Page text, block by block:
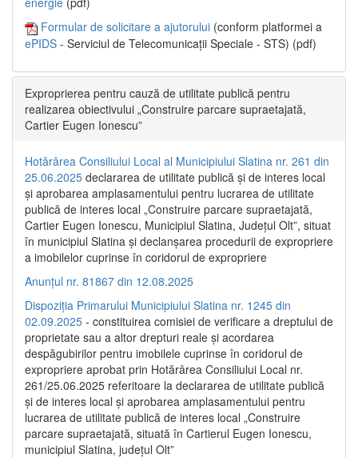
Formular de solicitare a ajutorului (conform platformei a
ePIDS - Serviciul de Telecomunicații Speciale - STS) (pdf)
Exproprierea pentru cauză de utilitate publică pentru
realizarea obiectivului „Construire parcare supraetajată,
Cartier Eugen Ionescu”
Hotărârea Consiliului Local al Municipiului Slatina nr. 261 din
25.06.2025 declararea de utilitate publică și de interes local
și aprobarea amplasamentului pentru lucrarea de utilitate
publică de interes local „Construire parcare supraetajată,
Cartier Eugen Ionescu, Municipiul Slatina, Județul Olt”, situat
în municipiul Slatina și declanșarea procedurii de expropriere
a imobilelor cuprinse în coridorul de expropriere
Anunțul nr. 81867 din 12.08.2025
Dispoziția Primarului Municipiului Slatina nr. 1245 din
02.09.2025 - constituirea comisiei de verificare a dreptului de
proprietate sau a altor drepturi reale și acordarea
despăgubirilor pentru imobilele cuprinse în coridorul de
expropriere aprobat prin Hotărârea Consiliului Local nr.
261/25.06.2025 referitoare la declararea de utilitate publică
și de interes local și aprobarea amplasamentului pentru
lucrarea de utilitate publică de interes local „Construire
parcare supraetajată, situată în Cartierul Eugen Ionescu,
municipiul Slatina, județul Olt”